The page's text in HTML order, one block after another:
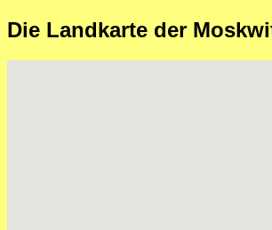
Die Landkarte der